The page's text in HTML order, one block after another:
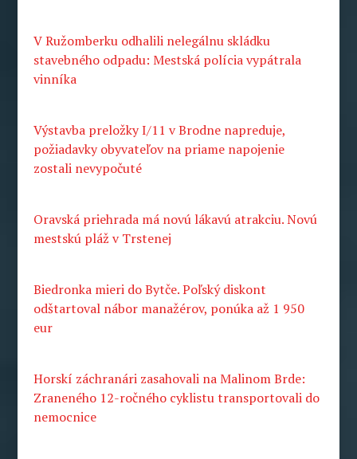
V Ružomberku odhalili nelegálnu skládku
stavebného odpadu: Mestská polícia vypátrala
vinníka
Výstavba preložky I/11 v Brodne napreduje,
požiadavky obyvateľov na priame napojenie
zostali nevypočuté
Oravská priehrada má novú lákavú atrakciu. Novú
mestskú pláž v Trstenej
Biedronka mieri do Bytče. Poľský diskont
odštartoval nábor manažérov, ponúka až 1 950
eur
Horskí záchranári zasahovali na Malinom Brde:
Zraneného 12-ročného cyklistu transportovali do
nemocnice